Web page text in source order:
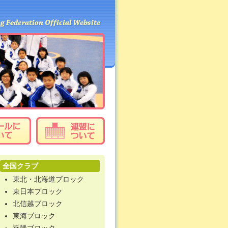
全国クラブ
東北・北海道ブロック
東日本ブロック
北信越ブロック
東海ブロック